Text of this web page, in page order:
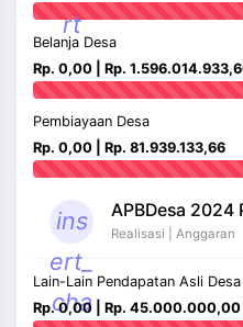
rt
Belanja Desa
Rp. 0,00 | Rp.
Pembiayaan Desa
Rp. 0,00 | Rp. 81.939.133,66
ins
ert_
cha
APBDesa 2024
Realisasi | Anggaran
Lain-Lain Pendapatan Asli Desa
Rp. 0,00 | Rp. 45.000.000,00